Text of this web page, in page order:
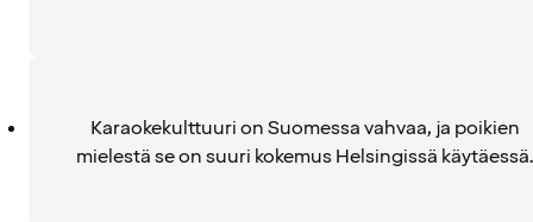
Karaokekulttuuri on Suomessa vahvaa, ja poikien
mielestä se on suuri kokemus Helsingissä käytäessä.